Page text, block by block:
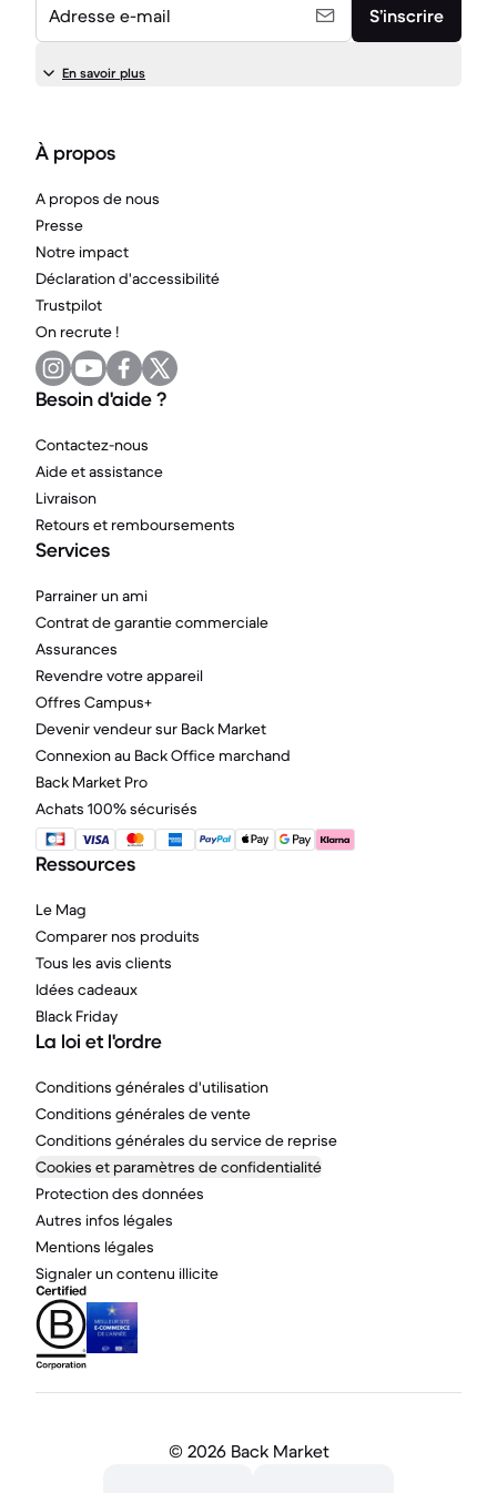
Adresse e-mail S’inscrire
En savoir plus
À propos
A propos de nous
Presse
Notre impact
Déclaration d'accessibilité
Trustpilot
On recrute !
Besoin d'aide ?
Contactez-nous
Aide et assistance
Livraison
Retours et remboursements
Services
Parrainer un ami
Contrat de garantie commerciale
Assurances
Revendre votre appareil
Offres Campus+
Devenir vendeur sur Back Market
Connexion au Back Office marchand
Back Market Pro
Achats 100% sécurisés
Ressources
Le Mag
Comparer nos produits
Tous les avis clients
Idées cadeaux
Black Friday
La loi et l'ordre
Conditions générales d'utilisation
Conditions générales de vente
Conditions générales du service de reprise
Cookies et paramètres de confidentialité
Protection des données
Autres infos légales
Mentions légales
Signaler un contenu illicite
© 2026 Back Market